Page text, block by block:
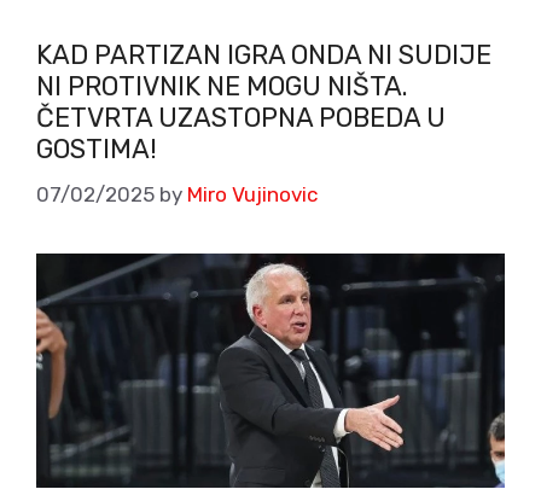
KAD PARTIZAN IGRA ONDA NI SUDIJE
NI PROTIVNIK NE MOGU NIŠTA.
ČETVRTA UZASTOPNA POBEDA U
GOSTIMA!
07/02/2025 by Miro Vujinovic